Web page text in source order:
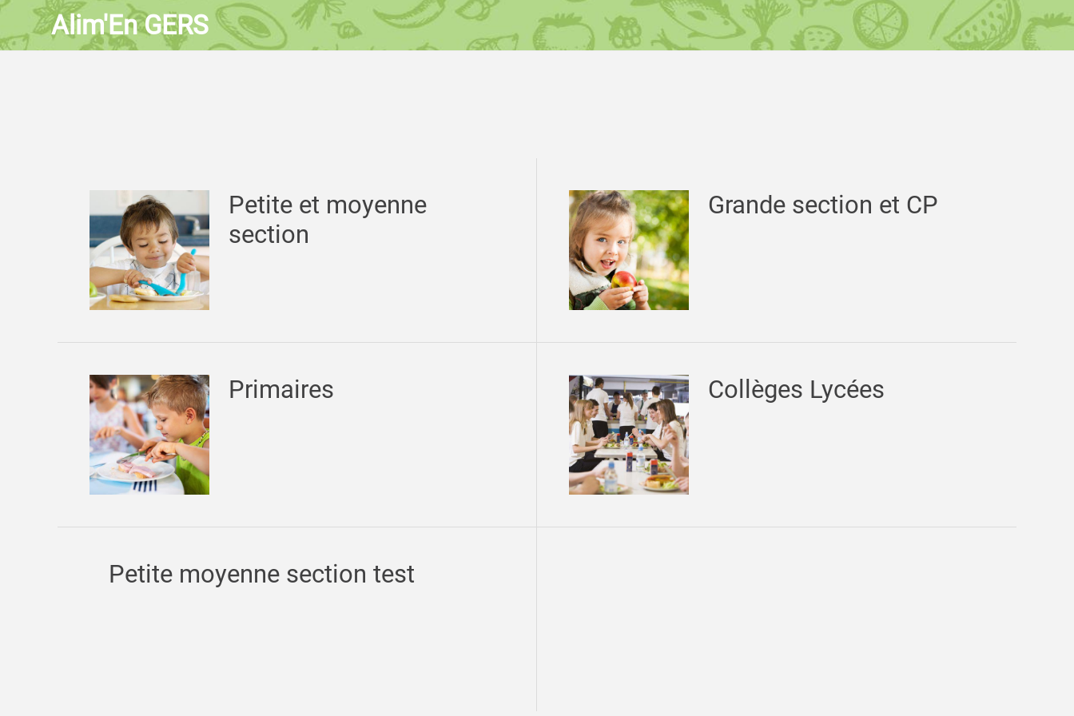
Alim'En GERS
Petite et moyenne
section
Grande section et CP
Primaires Collèges Lycées
Petite moyenne section test